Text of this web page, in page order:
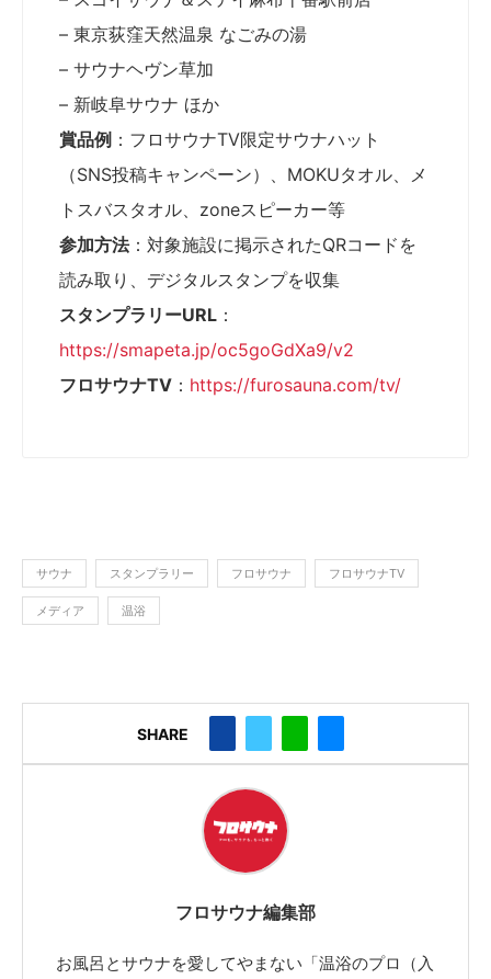
– 東京荻窪天然温泉 なごみの湯
– サウナヘヴン草加
– 新岐阜サウナ ほか
賞品例 ：フロサウナTV限定サウナハット
（SNS投稿キャンペーン）、MOKUタオル、メ
トスバスタオル、zoneスピーカー等
参加方法：対象施設に掲示されたQRコードを
読み取り、デジタルスタンプを収集
スタンプラリーURL ：
https://smapeta.jp/oc5goGdXa9/v2
フロサウナTV ： https://furosauna.com/tv/
サウナ スタンプラリー フロサウナ フロサウナTV
メディア 温浴
SHARE
フロサウナ編集部
お風呂とサウナを愛してやまない「温浴のプロ（入